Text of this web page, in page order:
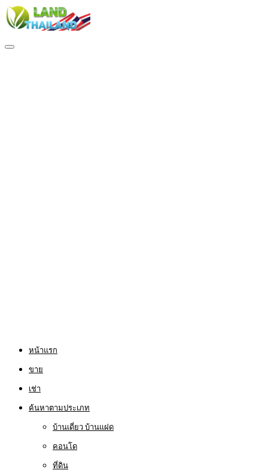
หน้าแรก
ขาย
เช่า
ค้นหาตามประเภท
บ้านเดี่ยว บ้านแฝด
คอนโด
ที่ดิน